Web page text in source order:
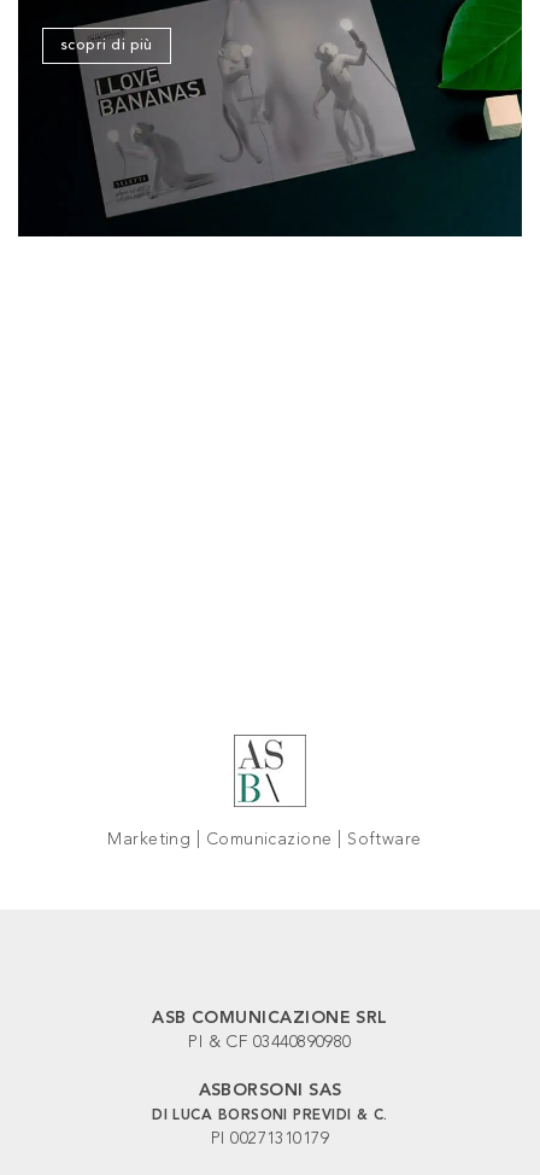
scopri di più
Marketing | Comunicazione | Software
ASB COMUNICAZIONE SRL
PI & CF 03440890980
ASBORSONI SAS
DI LUCA BORSONI PREVIDI & C.
PI 00271310179